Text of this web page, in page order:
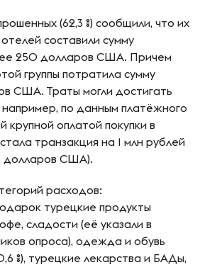
(62,3 %) сообщили, что их
составили сумму
250 долларов США. Причем
группы потратила сумму
США. Траты могли достигать
например, по данным платёжного
крупной оплатой покупки в
транзакция на 1 млн рублей
долларов США).
расходов:
турецкие продукты
сладости (её указали в
опроса), одежда и обувь
%), турецкие лекарства и БАДы,